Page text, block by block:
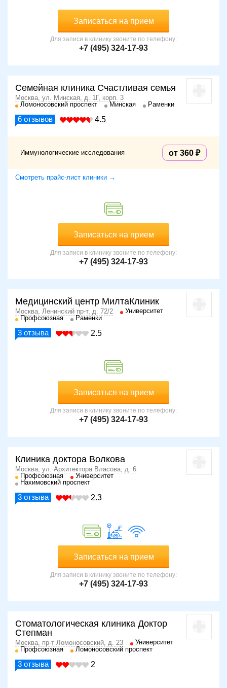
Записаться на прием
Для записи в клинику звоните по телефону:
+7 (495) 324-17-93
Семейная клиника Счастливая семья
Москва, ул. Минская, д. 1Г, корп. 3
Ломоносовский проспект
Минская Раменки
6 отзывов 4.5
Иммунологические исследования от 360
Смотреть прайс-лист клиники →
Записаться на прием
Для записи в клинику звоните по телефону:
+7 (495) 324-17-93
Медицинский центр МилтаКлиник
Москва, Ленинский пр-т, д. 72/2
Университет
Профсоюзная
Раменки
3 отзыва 2.5
Записаться на прием
Для записи в клинику звоните по телефону:
+7 (495) 324-17-93
Клиника доктора Волкова
Москва, ул. Архитектора Власова, д. 6
Профсоюзная
Университет
Нахимовский проспект
3 отзыва 2.3
Записаться на прием
Для записи в клинику звоните по телефону:
+7 (495) 324-17-93
Стоматологическая клиника Доктор
Степман
Москва, пр-т Ломоносовский, д. 23
Университет
Профсоюзная
Ломоносовский проспект
3 отзыва 2